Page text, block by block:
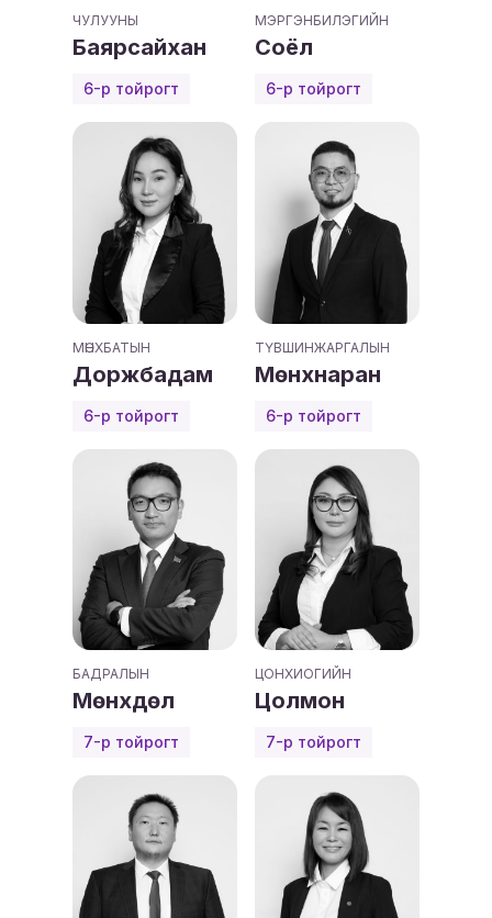
ЧУЛУУНЫ
Баярсайхан
6-р тойрогт
МЭРГЭНБИЛЭГИЙН
Соёл
6-р тойрогт
МӨНХБАТЫН
Доржбадам
6-р тойрогт
ТҮВШИНЖАРГАЛЫН
Мөнхнаран
6-р тойрогт
БАДРАЛЫН
Мөнхдөл
7-р тойрогт
ЦОНХИОГИЙН
Цолмон
7-р тойрогт